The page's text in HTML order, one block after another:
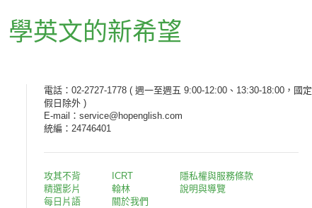
學英文的新希望
電話：02-2727-1778 ( 週一至週五 9:00-12:00、13:30-18:00，國定
假日除外 )
E-mail：service@hopenglish.com
統編：24746401
攻其不背
精選影片
每日片語
ICRT
翰林
關於我們
隱私權與服務條款
說明與導覽